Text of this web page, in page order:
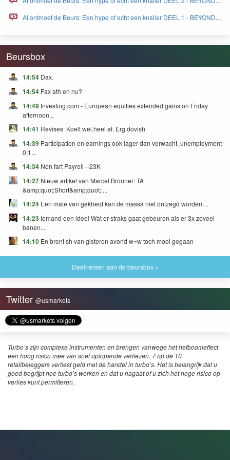
AI ontmoet de Beurs: Een hype of echt een knaller DEEL 1 - BEYOND
Beursbox
14:54 Dax.
14:54 Fax ath en nu?
14:49 Investing.com - European equities extended gains on Friday
afternoon...
14:41 Revises. Koelt wel.heel af. Erg.dovish
14:39 Participation en earnings ook lager dan verwacht, unemployment
0,1...
14:34 Non fart Payroll --23K
14:27 Nieuw artikel van Marcel Bronner: TA
&amp;quot;Short&amp;quot;:...
14:24 Een mate van gekheid kan de massa niet ontzegd worden....
14:23 Iemand een idee! Wat er straks gaat gebeuren als er 3x zoveel
banen...
14:10 En brent sh van gisteren avond w=w toch mooi gegaan
Deelnemen aan de beursbox »
Twitter @usmarkets
Turbo’s zijn complexe instrumenten en brengen vanwege het hefboomeffect
een hoog risico mee van snel oplopende verliezen. 7 op de 10
retailbeleggers verliest geld met de handel in turbo’s. Het is belangrijk dat u
goed begrijpt hoe turbo’s werken en dat u nagaat of u zich het hoge risico op
verlies kunt permitteren.